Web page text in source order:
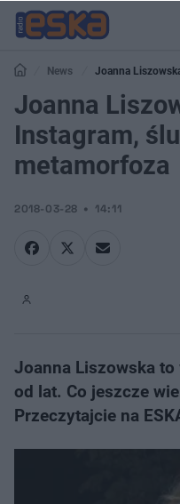
News
Joanna
metamorfoza
Joanna
Instagram,
metamorfoza
2018-03-28 14:11
Joanna Liszowska
od lat. Co jeszcze
Przeczytajcie na